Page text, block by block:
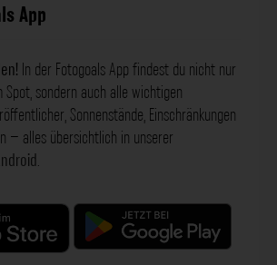
App
In der Fotogoals App findest du nicht nur
Spot, sondern auch alle wichtigen
Sonnenstände, Einschränkungen
– alles übersichtlich in unserer
.